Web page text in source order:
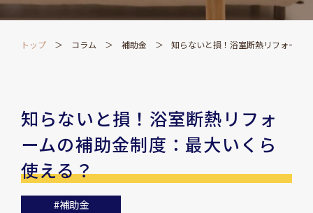
トップ コラム 補助金 知らないと損！浴室断熱リフォーム
知らないと損！浴室断熱リフォ
ームの補助金制度：最大いくら
使える？
#補助金